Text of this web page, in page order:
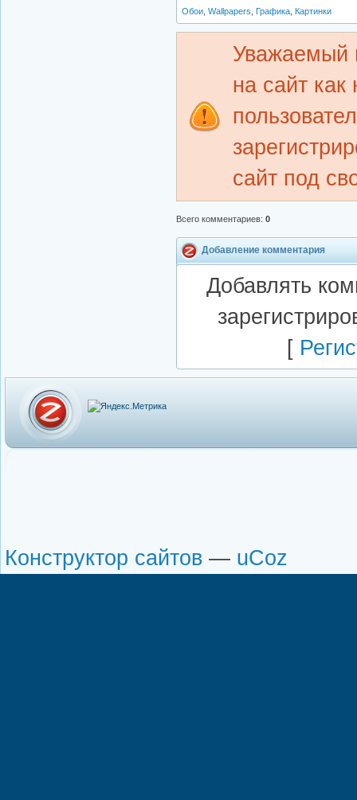
Обои Wallpapers Графика Картинки
Уважаемый
на сайт как
сайт под
Всего комментариев: 0
Добавление комментария
Добавлять
[
Конструктор сайтов — uCoz